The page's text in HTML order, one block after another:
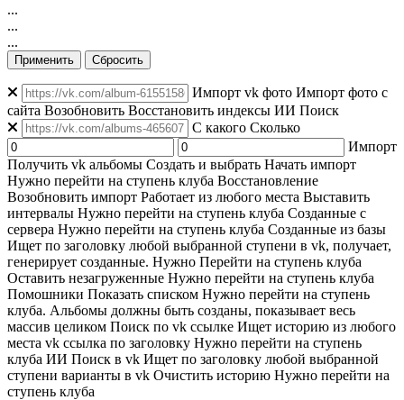
...
...
...
Применить Сбросить
Импорт vk фото Импорт фото с
сайта Возобновить Восстановить индексы ИИ Поиск
C какого Сколько
Импорт
Получить vk альбомы Создать и выбрать Начать импорт
Нужно перейти на ступень клуба Восстановление
Возобновить импорт Работает из любого места Выставить
интервалы Нужно перейти на ступень клуба Созданные с
сервера Нужно перейти на ступень клуба Созданные из базы
Ищет по заголовку любой выбранной ступени в vk, получает,
генерирует созданные. Нужно Перейти на ступень клуба
Оставить незагруженные Нужно перейти на ступень клуба
Помошники Показать списком Нужно перейти на ступень
клуба. Альбомы должны быть созданы, показывает весь
массив целиком Поиск по vk ссылке Ищет историю из любого
места vk ссылка по заголовку Нужно перейти на ступень
клуба ИИ Поиск в vk Ищет по заголовку любой выбранной
ступени варианты в vk Очистить историю Нужно перейти на
ступень клуба